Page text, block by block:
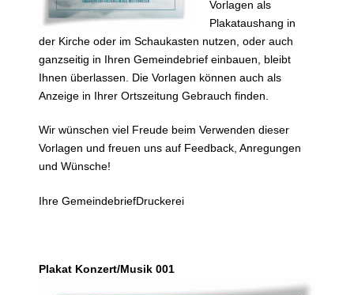
Vorlagen als
Plakataushang in
der Kirche oder im Schaukasten nutzen, oder auch
ganzseitig in Ihren Gemeindebrief einbauen, bleibt
Ihnen überlassen. Die Vorlagen können auch als
Anzeige in Ihrer Ortszeitung Gebrauch finden.
Wir wünschen viel Freude beim Verwenden dieser
Vorlagen und freuen uns auf Feedback, Anregungen
und Wünsche!
Ihre GemeindebriefDruckerei
Plakat Konzert/Musik 001